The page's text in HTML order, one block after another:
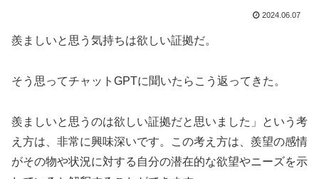
2024.06.07
羨ましいと思う気持ちは欲しい証拠だ。
そう思ってチャットGPTに聞いたらこう返ってきた。
羨ましいと思うのは欲しい証拠だと思いました」という考
え方は、非常に興味深いです。この考え方は、羨望の感情
がその物や状況に対する自分の潜在的な欲望やニーズを示